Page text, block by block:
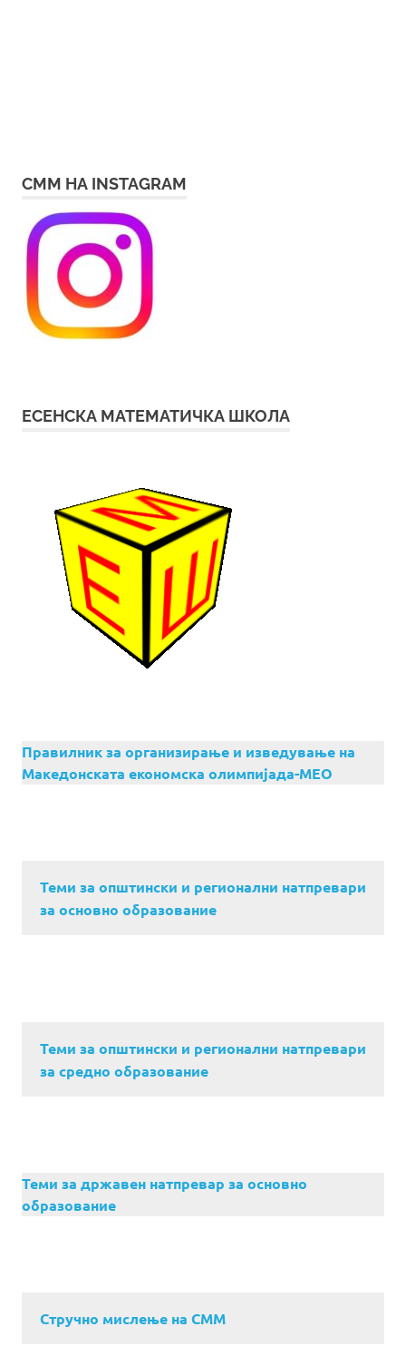
СММ НА INSTAGRAM
ЕСЕНСКА МАТЕМАТИЧКА ШКОЛА
Правилник за организирање и изведување на
Македонската економска олимпијада-МЕО
Теми за општински и регионални натпревари
за основно образование
Теми за општински и регионални натпревари
за средно образование
Теми за државен натпревар за основно
образование
Стручно мислење на СММ